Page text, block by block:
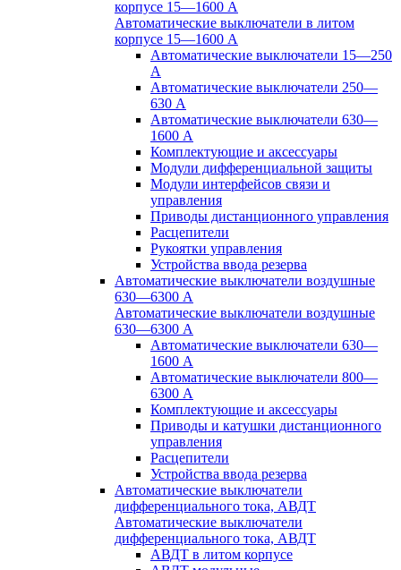
корпусе 15—1600 А
Автоматические выключатели в литом
корпусе 15—1600 А
Автоматические выключатели 15—250
А
Автоматические выключатели 250—
630 А
Автоматические выключатели 630—
1600 А
Комплектующие и аксессуары
Модули дифференциальной защиты
Модули интерфейсов связи и
управления
Приводы дистанционного управления
Расцепители
Рукоятки управления
Устройства ввода резерва
Автоматические выключатели воздушные
630—6300 А
Автоматические выключатели воздушные
630—6300 А
Автоматические выключатели 630—
1600 А
Автоматические выключатели 800—
6300 А
Комплектующие и аксессуары
Приводы и катушки дистанционного
управления
Расцепители
Устройства ввода резерва
Автоматические выключатели
дифференциального тока, АВДТ
Автоматические выключатели
дифференциального тока, АВДТ
АВДТ в литом корпусе